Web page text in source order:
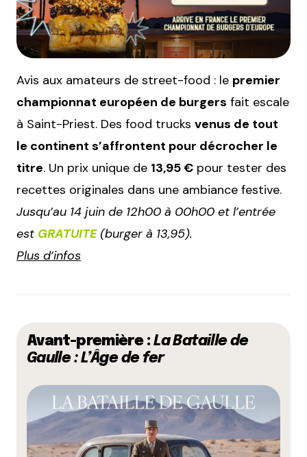
Avis aux amateurs de street-food : le premier
championnat européen de burgers fait escale
à Saint-Priest. Des food trucks venus de tout
le continent s’affrontent pour décrocher le
titre. Un prix unique de 13,95 € pour tester des
recettes originales dans une ambiance festive.
Jusqu’au 14 juin de 12h00 à 00h00 et l’entrée
est GRATUITE(burger à 13,95).
Plus d’infos
Avant-première :La Bataille de
Gaulle : L’Âge de fer